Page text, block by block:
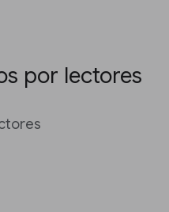
por lectores